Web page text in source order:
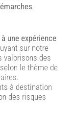
une expérience
sur notre
valorisons des
le thème de
à destination
des risques